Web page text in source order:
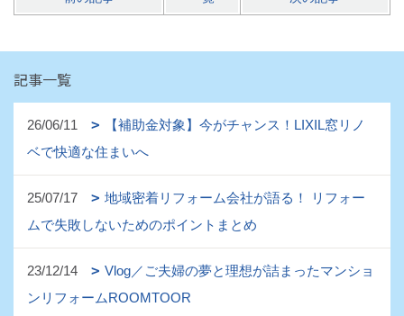
記事一覧
26/06/11
【補助金対象】今がチャンス！LIXIL窓リノ
ベで快適な住まいへ
25/07/17
地域密着リフォーム会社が語る！ リフォー
ムで失敗しないためのポイントまとめ
23/12/14
Vlog／ご夫婦の夢と理想が詰まったマンショ
ンリフォームROOMTOOR